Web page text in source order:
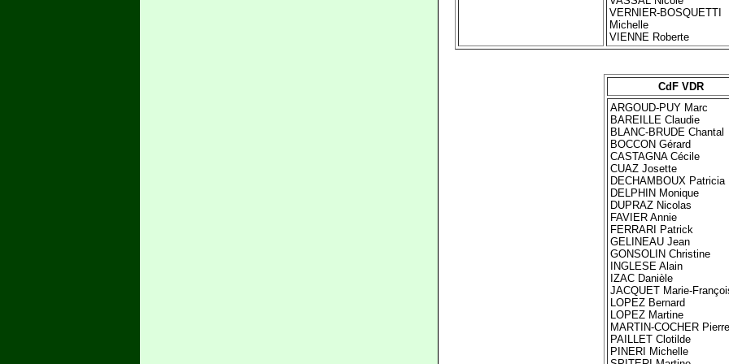
VERNIER-BOSQUETTI
Michelle
VIENNE Roberte
CdF VDR
ARGOUD-PUY Marc
BAREILLE Claudie
BLANC-BRUDE Chantal
BOCCON Gérard
CASTAGNA Cécile
CUAZ Josette
DECHAMBOUX Patricia
DELPHIN Monique
DUPRAZ Nicolas
FAVIER Annie
FERRARI Patrick
GELINEAU Jean
GONSOLIN Christine
INGLESE Alain
IZAC Danièle
JACQUET Marie-
LOPEZ Bernard
LOPEZ Martine
MARTIN-COCHER Pierre
PAILLET Clotilde
PINERI Michelle